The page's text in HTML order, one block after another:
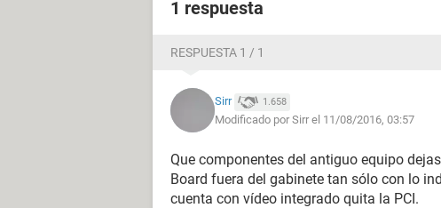
1 respuesta
RESPUESTA 1 / 1
Sirr 1.658
Modificado por Sirr el 11/08/2016, 03:57
Que componentes del antiguo equipo
Board fuera del gabinete tan sólo con lo
cuenta con vídeo integrado quita la PCI.